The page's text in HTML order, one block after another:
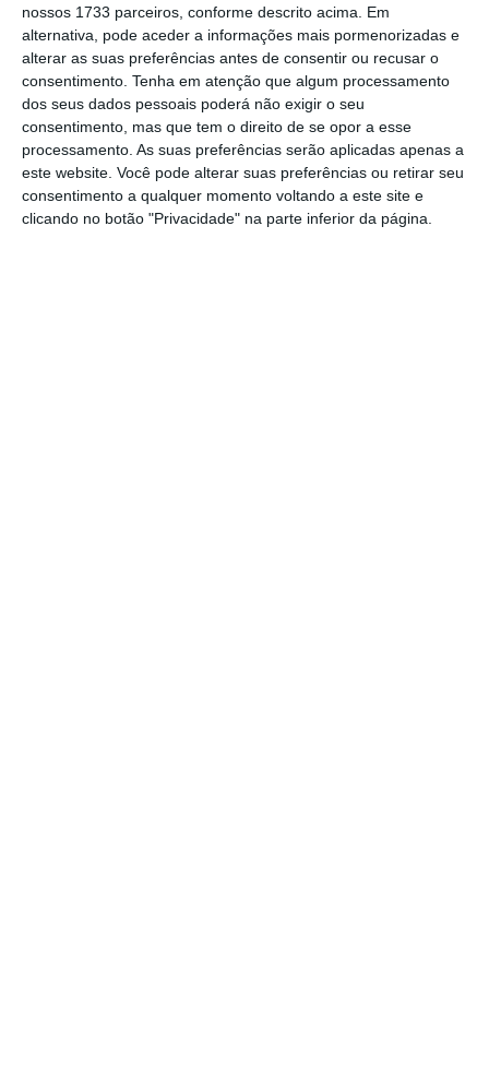
nossos 1733 parceiros, conforme descrito acima. Em
alternativa, pode aceder a informações mais pormenorizadas e
alterar as suas preferências antes de consentir ou recusar o
consentimento. Tenha em atenção que algum processamento
dos seus dados pessoais poderá não exigir o seu
consentimento, mas que tem o direito de se opor a esse
processamento. As suas preferências serão aplicadas apenas a
este website. Você pode alterar suas preferências ou retirar seu
consentimento a qualquer momento voltando a este site e
clicando no botão "Privacidade" na parte inferior da página.
Prevê-se que as empresas com um mínimo de
100 trabalhadores sejam chamadas a corrigir
disparidades salariais injustificadas iguais ou
superiores a 5%.Um processo que será feito
em colaboração com os representantes dos
seus colaboradores.